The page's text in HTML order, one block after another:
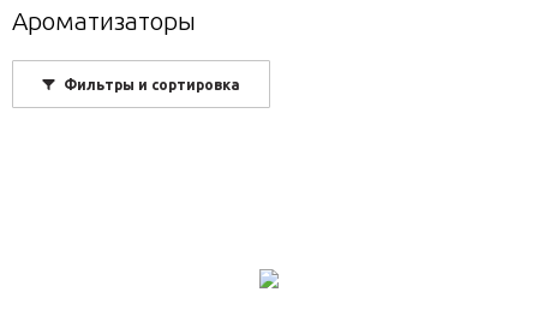
Ароматизаторы
Фильтры и сортировка